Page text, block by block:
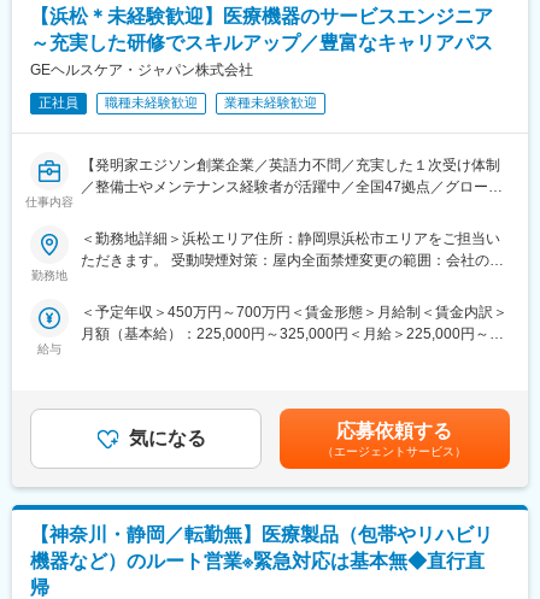
を求められることはありません。
■サポート体制：不明な点は本部アプリケーションエンジニアおよ
びテクニカルサポートエンジニアがいるため、最初は専門的な知
識はそこまで持っていなくても大丈夫です。スキルを備えたあと
は土日（当番制）に呼び出しはありますが一次対応はコールセン
ターが行い、現場での対応が必要な場合のみ、出勤します。また
れております。
■研修制度：各営業所の先輩社員とOJT形式で半年～1年程度かけ
■長期的な就業可能：現在は勤続年数20年と在籍している方も多
数おり年齢層も20歳～50歳とバランスよく活躍しています。自己
る環境です。
■キャリアパス：機械だけでなく電気やIT・科学の知識も身に着け
ど積極的なキャリア構築が可能です。
変更の範囲：会社の定める業務
【浜松＊未経験歓迎】医療機器のサービスエンジニア
～充実した研修でスキルアップ／豊富なキャリアパス
GEヘルスケア・ジャパン株式会社
正社員 職種未経験歓迎 業種未経験歓迎
仕事内容
【発明家エジソン創業企業／英語力不問／充実した１次受け体制
／整備士やメンテナンス経験者が活躍中／全国47拠点／グローバ
■業務内容：
医療画像診断装置（CT,MRI）、超音波診断装置や麻酔器
・医療装置の保守 修理、点検等メンテナンス
・機器導入後の技術支援や購入前後のサポート
い。
■就業環境：年間を通しての残業時間は平均して30～40時間とな
っており、夜間の対応につきましては月1, 2回のペースです。一次
対応はコールセンターが行い、現場での対応が必要な場合のみ、
夜間出勤をします。夜間・休日の出勤はスキルを備えられたこと
が確認できたのちに入ることになりますので、新人の内から対応
を求められることはありません。
勤務地
＜勤務地詳細＞浜松エリア住所：静岡県浜松市エリアをご担当い
ただきます。 受動喫煙対策：屋内全面禁煙変更の範囲：会社の定
給与
＜予定年収＞450万円～700万円＜賃金形態＞月給制＜賃金内訳＞
月額（基本給）：225,000円～325,000円＜月給＞225,000円～
までも目安の金額であり、選考を通じて上下する可能性がありま
す。賃金はあくまでも目安の金額であり、選考を通じて上下する
可能性があります。月給(月額)は固定手当を含めた表記です。
気になる 応募依頼する
（エージェントサービス）
【神奈川・静岡／転勤無】医療製品（包帯やリハビリ
機器など）のルート営業※緊急対応は基本無◆直行直
帰